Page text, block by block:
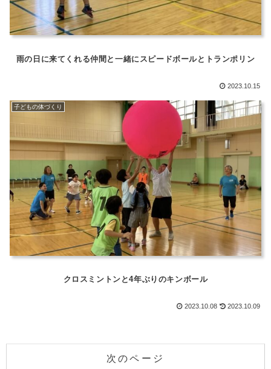
雨の日に来てくれる仲間と一緒にスピードボールとトランポリン
2023.10.15
子どもの体づくり
クロスミントンと4年ぶりのキンボール
2023.10.08 2023.10.09
次のページ